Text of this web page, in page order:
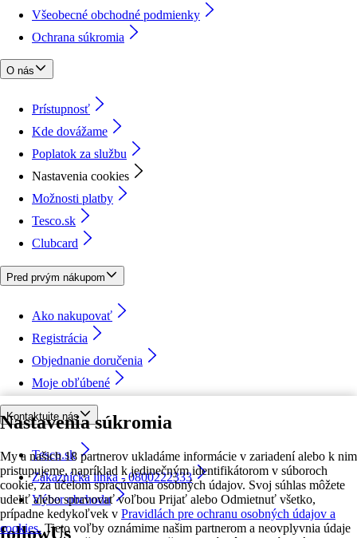
Nastavenia súkromia
My a našich 18 partnerov ukladáme informácie v zariadení alebo k nim
pristupujeme, napríklad k jedinečným identifikátorom v súboroch
cookie, za účelom spracúvania osobných údajov. Svoj súhlas môžete
udeliť alebo spravovať voľbou Prijať alebo Odmietnuť všetko,
prípadne kedykoľvek v Pravidlách pre ochranu osobných údajov a
cookies. Tieto voľby oznámime našim partnerom a neovplyvnia údaje
Všeobecné obchodné podmienky
Ochrana súkromia
O nás
Prístupnosť
Kde dovážame
Poplatok za službu
Nastavenia cookies
Možnosti platby
Tesco.sk
Clubcard
Pred prvým nákupom
Ako nakupovať
Registrácia
Objednanie doručenia
Moje obľúbené
Kontaktujte nás
Tesco.sk
Zákaznícka linka - 0800222333
Výber obchodu
followUs